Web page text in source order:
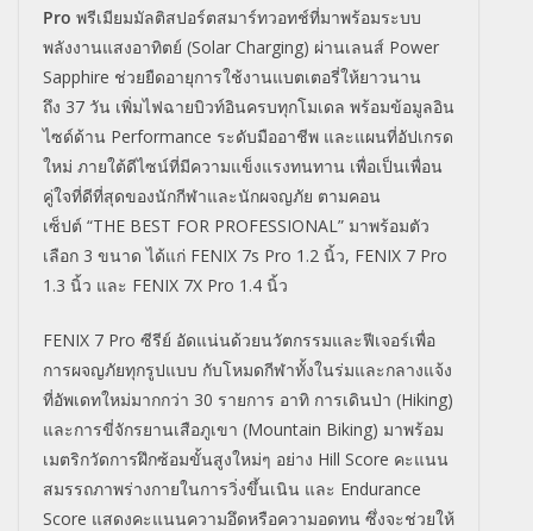
Pro พรีเมียมมัลติสปอร์ตสมาร์ทวอทช์ที่มาพร้อมระบบ
พลังงานแสงอาทิตย์ (Solar Charging) ผ่านเลนส์ Power
Sapphire ช่วยยืดอายุการใช้งานแบตเตอรี่ให้ยาวนาน
ถึง 37 วัน เพิ่มไฟฉายบิวท์อินครบทุกโมเดล พร้อมข้อมูลอิน
ไซด์ด้าน Performance ระดับมืออาชีพ และแผนที่อัปเกรด
ใหม่ ภายใต้ดีไซน์ที่มีความแข็งแรงทนทาน เพื่อเป็นเพื่อน
คู่ใจที่ดีที่สุดของนักกีฬาและนักผจญภัย ตามคอน
เซ็ปต์ “THE BEST FOR PROFESSIONAL” มาพร้อมตัว
เลือก 3 ขนาด ได้แก่ FENIX 7s Pro 1.2 นิ้ว, FENIX 7 Pro
1.3 นิ้ว และ FENIX 7X Pro 1.4 นิ้ว
FENIX 7 Pro ซีรีย์ อัดแน่นด้วยนวัตกรรมและฟีเจอร์เพื่อ
การผจญภัยทุกรูปแบบ กับโหมดกีฬาทั้งในร่มและกลางแจ้ง
ที่อัพเดทใหม่มากกว่า 30 รายการ อาทิ การเดินป่า (Hiking)
และการขี่จักรยานเสือภูเขา (Mountain Biking) มาพร้อม
เมตริกวัดการฝึกซ้อมขั้นสูงใหม่ๆ อย่าง Hill Score คะแนน
สมรรถภาพร่างกายในการวิ่งขึ้นเนิน และ Endurance
Score แสดงคะแนนความอึดหรือความอดทน ซึ่งจะช่วยให้